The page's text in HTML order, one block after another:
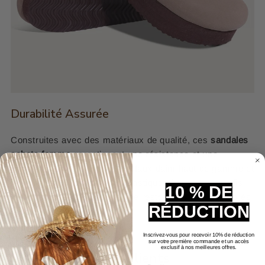
Durabilité Assurée
Construites avec des matériaux de qualité, cessandales
sabots femmegarantissent une résistance et une
durabilité exceptionnelles. Le faux daim haut de gamme et
la semelle solide en thermoplastique résistent aux défis
du quotidien, vous assurant de rester stylée saison après
saison.
Avis Clients
10 % DE
RÉDUCTION
Inscrivez-vous pour recevoir 10% de réduction
sur votre première commande et un accès
exclusif à nos meilleures offres.